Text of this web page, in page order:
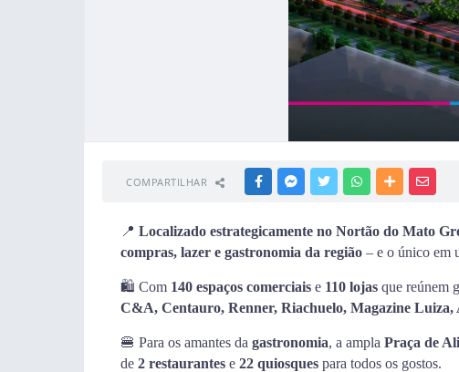
COMPARTILHAR FACEBOOKMESSENGER
TWITTER WHATSAPPMAIS
📍 Localizado estrategicamente no Nortão do Mato
compras, lazer e gastronomia da região – e o único em
🛍️ Com 140 espaços comerciais e 110 lojas que reúnem
C&A, Centauro, Renner, Riachuelo, Magazine Luiza,
🍔 Para os amantes da gastronomia, a ampla Praça de
de 2 restaurantes e 22 quiosques para todos os gostos.